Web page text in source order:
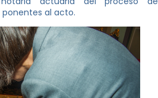
al acto.